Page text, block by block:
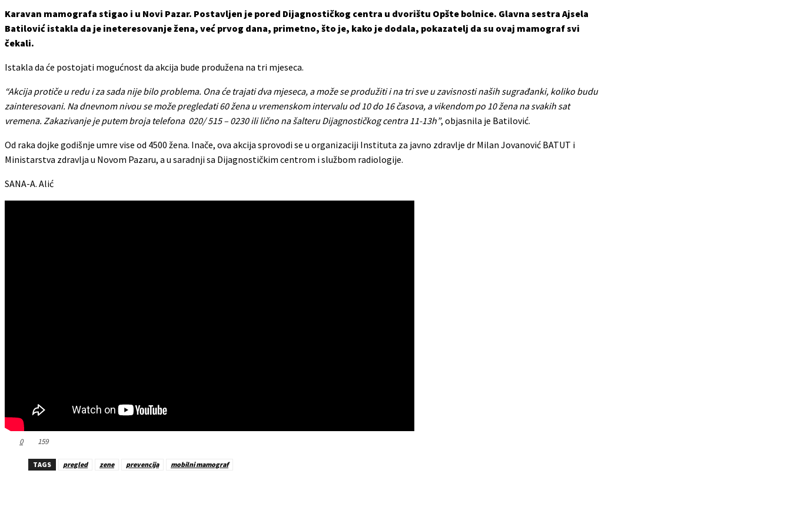
Karavan mamografa stigao i u Novi Pazar. Postavljen je pored Dijagnostičkog centra u dvorištu Opšte bolnice. Glavna sestra Ajsela
Batilović istakla da je ineteresovanje žena, već prvog dana, primetno, što je, kako je dodala, pokazatelj da su ovaj mamograf svi
čekali.
Istakla da će postojati mogućnost da akcija bude produžena na tri mjeseca.
“Akcija protiče u redu i za sada nije bilo problema. Ona će trajati dva mjeseca, a može se produžiti i na tri sve u zavisnosti naših sugrađanki, koliko budu
zainteresovani. Na dnevnom nivou se može pregledati 60 žena u vremenskom intervalu od 10 do 16 časova, a vikendom po 10 žena na svakih sat
vremena. Zakazivanje je putem broja telefona 020/ 515 – 0230 ili lično na šalteru Dijagnostičkog centra 11-13h”, objasnila je Batilović.
Od raka dojke godišnje umre vise od 4500 žena. Inače, ova akcija sprovodi se u organizaciji Instituta za javno zdravlje dr Milan Jovanović BATUT i
Ministarstva zdravlja u Novom Pazaru, a u saradnji sa Dijagnostičkim centrom i službom radiologije.
SANA-A. Alić
0 159
TAGS pregled zene prevencija mobilni mamograf